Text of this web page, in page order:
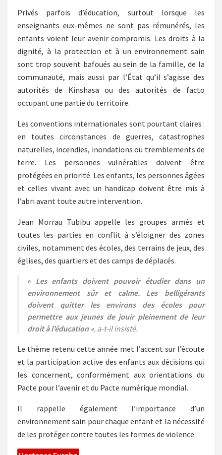
Privés parfois d’éducation, surtout lorsque les
enseignants eux-mêmes ne sont pas rémunérés, les
enfants voient leur avenir compromis. Les droits à la
dignité, à la protection et à un environnement sain
sont trop souvent bafoués au sein de la famille, de la
communauté, mais aussi par l’État qu’il s’agisse des
autorités de Kinshasa ou des autorités de facto
occupant une partie du territoire.
Les conventions internationales sont pourtant claires :
en toutes circonstances de guerres, catastrophes
naturelles, incendies, inondations ou tremblements de
terre. Les personnes vulnérables doivent être
protégées en priorité. Les enfants, les personnes âgées
et celles vivant avec un handicap doivent être mis à
l’abri avant toute autre intervention.
Jean Morrau Tubibu appelle les groupes armés et
toutes les parties en conflit à s’éloigner des zones
civiles, notamment des écoles, des terrains de jeux, des
églises, des quartiers et des camps de déplacés.
« Les enfants doivent pouvoir étudier dans un
environnement sûr et calme. Les belligérants
doivent quitter les environs des écoles pour
permettre aux jeunes de jouir pleinement de leur
droit à l’éducation », a-t-il insisté.
Le thème retenu cette année met l’accent sur l’écoute
et la participation active des enfants aux décisions qui
les concernent, conformément aux orientations du
Pacte pour l’avenir et du Pacte numérique mondial.
Il rappelle également l’importance d’un
environnement sain pour chaque enfant et la nécessité
de les protéger contre toutes les formes de violence.